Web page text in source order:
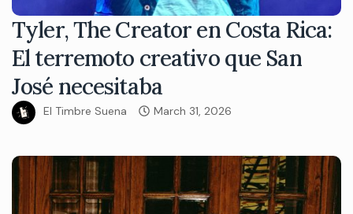
Tyler, The Creator en Costa Rica:
El terremoto creativo que San
José necesitaba
El Timbre Suena March 31, 2026